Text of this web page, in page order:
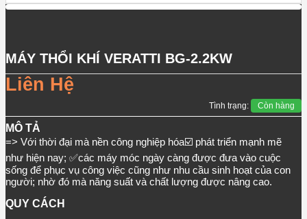
MÁY THỔI KHÍ VERATTI BG-2.2KW
Liên Hệ
Tình trạng: Còn hàng
MÔ TẢ
=> Với thời đại mà nền công nghiệp hóa☑️ phát triển mạnh mẽ
như hiện nay; ✅các máy móc ngày càng được đưa vào cuộc
sống để phục vụ công việc cũng như nhu cầu sinh hoạt của con
người; nhờ đó mà năng suất và chất lượng được nâng cao.
QUY CÁCH